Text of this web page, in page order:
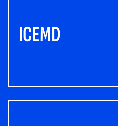
ICEMD